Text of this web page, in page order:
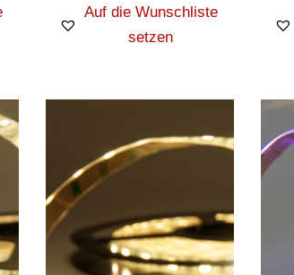
Auf die Wunschliste
setzen